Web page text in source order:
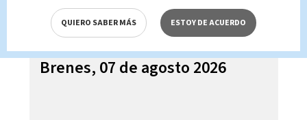
Telediario En Directo con Paula
Brenes, 07 de agosto 2026
QUIERO SABER MÁS ESTOY DE ACUERDO